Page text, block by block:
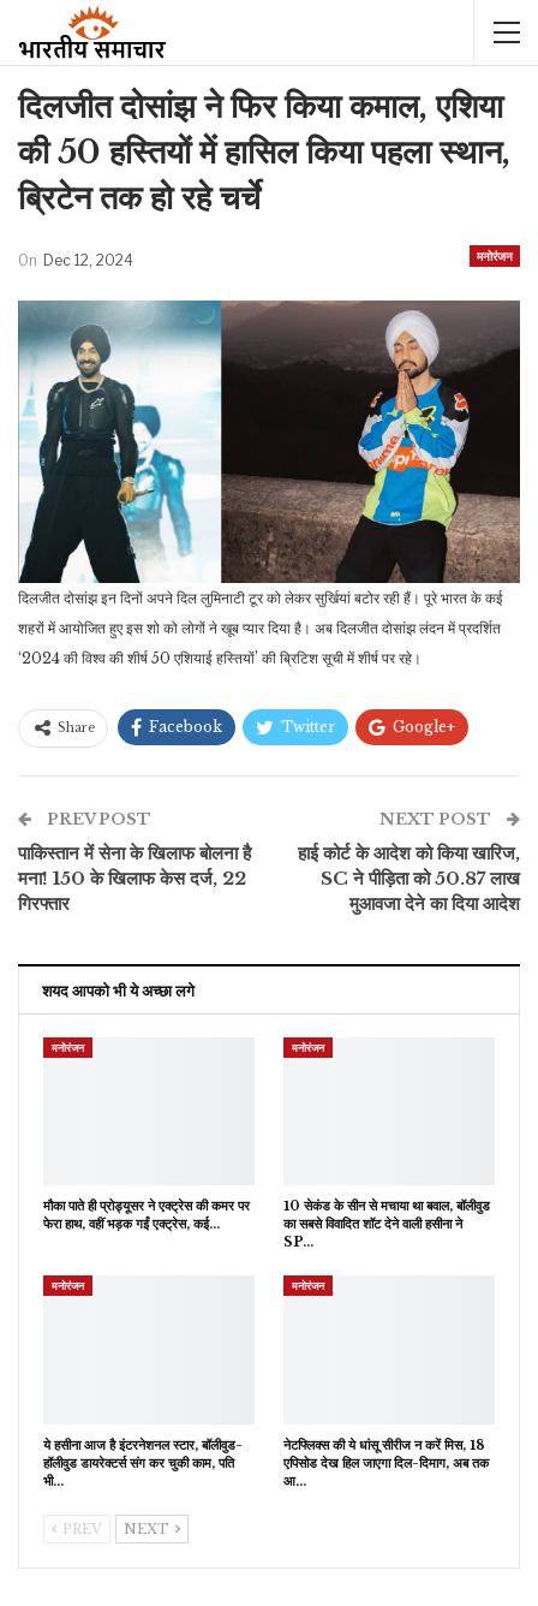
दिलजीत दोसांझ ने फिर किया कमाल, एशिया
की 50 हस्तियों में हासिल किया पहला स्थान,
ब्रिटेन तक हो रहे चर्चे
मनोरंजन
On Dec 12, 2024
दिलजीत दोसांझ इन दिनों अपने दिल लुमिनाटी टूर को लेकर सुर्खियां बटोर रही हैं। पूरे भारत के कई
शहरों में आयोजित हुए इस शो को लोगों ने खूब प्यार दिया है। अब दिलजीत दोसांझ लंदन में प्रदर्शित
‘2024 की विश्व की शीर्ष 50 एशियाई हस्तियों’ की ब्रिटिश सूची में शीर्ष पर रहे।
Share Facebook Twitter Google+
ईमेल
PREV POST
पाकिस्तान में सेना के खिलाफ बोलना है
मना! 150 के खिलाफ केस दर्ज, 22
गिरफ्तार
NEXT POST
हाई कोर्ट के आदेश को किया खारिज,
SC ने पीड़िता को 50.87 लाख
मुआवजा देने का दिया आदेश
शयद आपको भी ये अच्छा लगे
मनोरंजन
मौका पाते ही प्रोड्यूसर ने एक्ट्रेस की कमर पर
फेरा हाथ, वहीं भड़क गईं एक्ट्रेस, कई…
मनोरंजन
10 सेकंड के सीन से मचाया था बवाल, बॉलीवुड
का सबसे विवादित शॉट देने वाली हसीना ने
SP…
मनोरंजन
ये हसीना आज है इंटरनेशनल स्टार, बॉलीवुड-
हॉलीवुड डायरेक्टर्स संग कर चुकी काम, पति
भी…
मनोरंजन
नेटफ्लिक्स की ये धांसू सीरीज न करें मिस, 18
एपिसोड देख हिल जाएगा दिल-दिमाग, अब तक
आ…
PREV NEXT